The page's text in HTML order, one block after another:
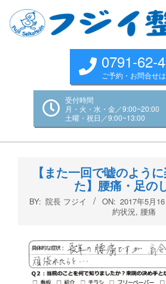
content
0791-62-
ご予約・お問合せ
受付時間
月・火・水・金／9:00~20:00
土曜・祝日／9:00~13:00
【また一回で嘘のよう
た】腰痛・足の
BY: 院長 フジイ ON: 2017年5月16
約状況, 腰痛